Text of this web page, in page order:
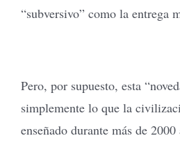
“subversivo” como la entrega
Pero, por supuesto, esta
simplemente lo que la
enseñado durante más de 2000